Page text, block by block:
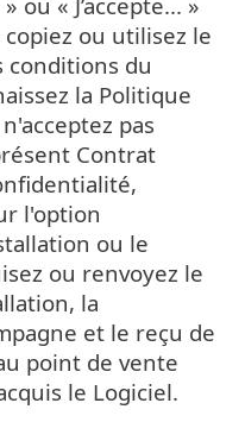
ou utilisez le
conditions du
la Politique
pas
Contrat
l'option
ou le
ou renvoyez le
la
et le reçu de
point de vente
le Logiciel.